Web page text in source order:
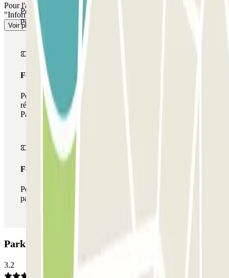
Pour l'accès des piétons, veuillez consulter notre section
"Informations importantes".
Voir plus
Pendant votre séjour, vous ne pourrez entrer et sortir du
parking qu'une seule fois
Forfait de stationnement multiple
Pendant votre séjour, vous pouvez utiliser l'ensemble du
réseau de parkings de cet opérateur disponible sur
Parclick.
Forfait illimité
Pendant votre séjour, vous pouvez entrer et sortir du
parking aussi souvent que vous le souhaitez.
Parking Henry Vasnier - Coutures Zenpark: Avis
3.2